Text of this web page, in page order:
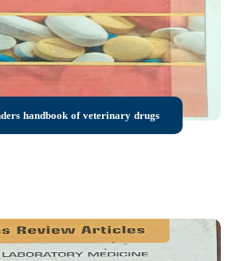
handbook of veterinary drugs